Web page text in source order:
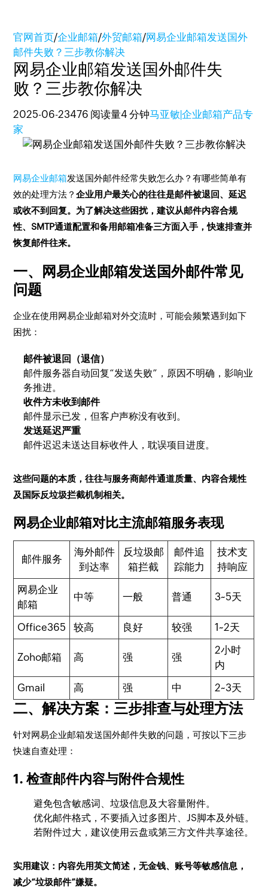
官网首页/企业邮箱/外贸邮箱/网易企业邮箱发送国外
邮件失败？三步教你解决
网易企业邮箱发送国外邮件失
败？三步教你解决
2025-06-23476 阅读量4 分钟马亚敏|企业邮箱产品专
家
网易企业邮箱发送国外邮件经常失败怎么办？有哪些简单有
效的处理方法？企业用户最关心的往往是邮件被退回、延迟
或收不到回复。为了解决这些困扰，建议从邮件内容合规
性、SMTP通道配置和备用邮箱准备三方面入手，快速排查并
恢复邮件往来。
一、网易企业邮箱发送国外邮件常见
问题
企业在使用网易企业邮箱对外交流时，可能会频繁遇到如下
困扰：
邮件被退回（退信）
邮件服务器自动回复“发送失败”，原因不明确，影响业
务推进。
收件方未收到邮件
邮件显示已发，但客户声称没有收到。
发送延迟严重
邮件迟迟未送达目标收件人，耽误项目进度。
这些问题的本质，往往与服务商邮件通道质量、内容合规性
及国际反垃圾拦截机制相关。
网易企业邮箱对比主流邮箱服务表现
邮件服务
海外邮件
到达率
反垃圾邮
箱拦截
邮件追
踪能力
技术支
持响应
网易企业
邮箱
中等 一般 普通 3~5天
Office365 较高 良好 较强 1~2天
Zoho邮箱 高 强 强
2小时
内
Gmail
高 强 中 2~3天
二、解决方案：三步排查与处理方法
针对网易企业邮箱发送国外邮件失败的问题，可按以下三步
快速自查处理：
1. 检查邮件内容与附件合规性
避免包含敏感词、垃圾信息及大容量附件。
优化邮件格式，不要插入过多图片、JS脚本及外链。
若附件过大，建议使用云盘或第三方文件共享途径。
实用建议：内容先用英文简述，无金钱、账号等敏感信息，
减少“垃圾邮件”嫌疑。